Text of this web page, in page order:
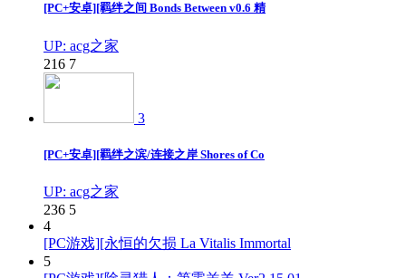
[PC+安卓][羁绊之间 Bonds Between v0.6 精
UP: acg之家
216 7
3
[PC+安卓][羁绊之滨/连接之岸 Shores of Co
UP: acg之家
236 5
4
[PC游戏][永恒的欠损 La Vitalis Immortal
5